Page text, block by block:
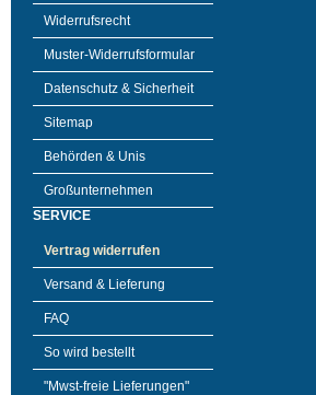
Widerrufsrecht
Muster-Widerrufsformular
Datenschutz & Sicherheit
Sitemap
Behörden & Unis
Großunternehmen
SERVICE
Vertrag widerrufen
Versand & Lieferung
FAQ
So wird bestellt
"Mwst-freie Lieferungen"